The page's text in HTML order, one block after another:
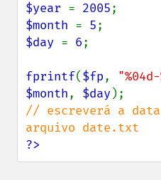
$year = 2005
$month = 5
$day = 6;
fprintf($fp,
$month, $day
// escreverá a data
?>